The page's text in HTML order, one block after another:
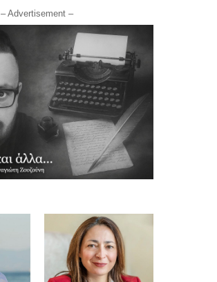
– Advertisement –